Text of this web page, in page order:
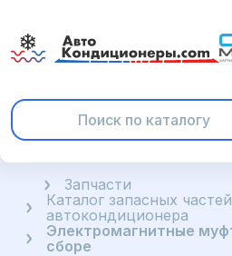
ГлавнаяЗапчасти
Каталог запасных
автокондиционера
Электромагнитные
сборе